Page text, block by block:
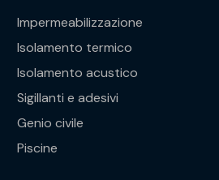
Impermeabilizzazione
Isolamento termico
Isolamento acustico
Sigillanti e adesivi
Genio civile
Piscine